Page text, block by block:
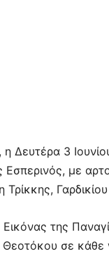
3
με
Τρίκκης,
της
Θεοτόκου σε κάθε